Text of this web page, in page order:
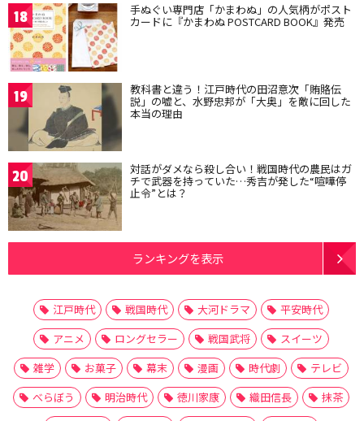
18 手ぬぐい専門店「かまわぬ」の人気柄がポスト
カードに『かまわぬ POSTCARD BOOK』発売
19 教科書と違う！江戸時代の田沼意次「賄賂伝
説」の嘘と、水野忠邦が「大奥」を敵に回した
本当の理由
20 対話がダメなら殺し合い！戦国時代の農民はガ
チで武器を持っていた…秀吉が発した“喧嘩停
止令”とは？
ランキングを表示
江戸時代 戦国時代 大河ドラマ
平安時代
アニメ
ロングセラー 戦国武将
スイーツ
雑学
お菓子 幕末 漫画 時代劇
テレビ
べらぼう
明治時代 徳川家康 織田信長
抹茶